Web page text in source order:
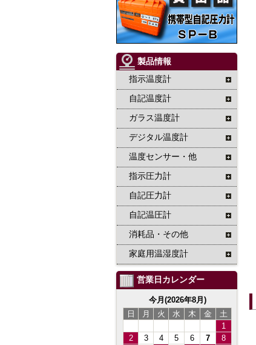
製品情報
指示温度計
自記温度計
ガラス温度計
デジタル温度計
温度センサー・他
指示圧力計
自記圧力計
自記温圧計
消耗品・その他
家庭用温湿度計
営業日カレンダー
今月(2026年8月)
日
月 火 水 木 金
土
1
2
3 4 5 6 7
8